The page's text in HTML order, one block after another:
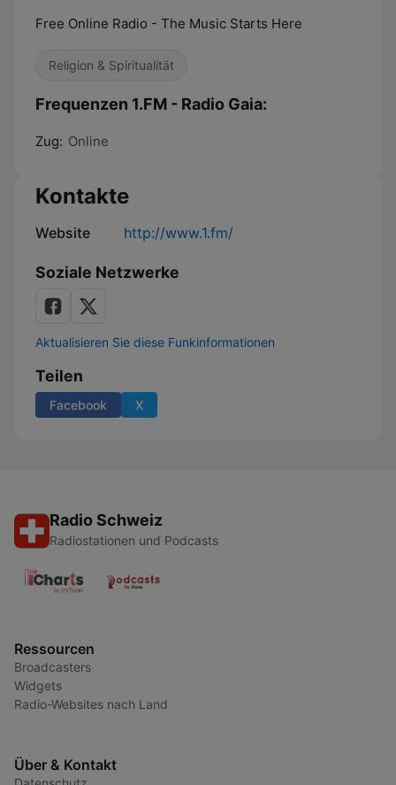
Free Online Radio - The Music Starts Here
Religion & Spiritualität
Frequenzen 1.FM - Radio Gaia:
Zug: Online
Kontakte
Website http://www.1.fm/
Soziale Netzwerke
Aktualisieren Sie diese Funkinformationen
Teilen
Facebook X
Radio Schweiz
Radiostationen und Podcasts
Ressourcen
Broadcasters
Widgets
Radio-Websites nach Land
Über & Kontakt